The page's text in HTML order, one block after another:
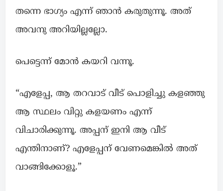
തന്നെ ഭാഗ്യം എന്ന് ഞാൻ കരുതുന്നൂ. അത്
അവനു അറിയില്ലല്ലോ.
പെട്ടെന്ന് മോൻ കയറി വന്നൂ.
“എളേപ്പ, ആ തറവാട് വീട് പൊളിച്ചു കളഞ്ഞു
ആ സ്ഥലം വിറ്റു കളയണം എന്ന്
വിചാരിക്കുന്നൂ. അപ്പന് ഇനി ആ വീട്
എന്തിനാണ്? എളേപ്പന് വേണമെങ്കിൽ അത്
വാങ്ങിക്കോളൂ.”